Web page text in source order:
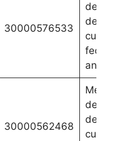
30000576533
del 2
de
fecha
30000562468
del 2
de